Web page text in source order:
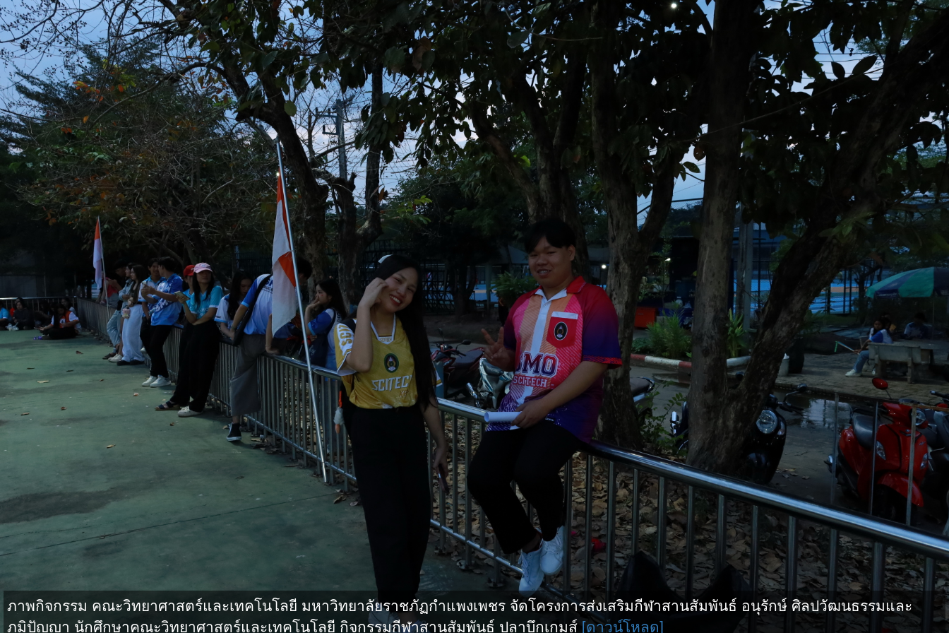
ภาพกิจกรรม คณะวิทยาศาสตร์และเทคโนโลยี มหาวิทยาลัยราชภัฏกำแพงเพชร จัดโครงการส่งเสริมกีฬาสานสัมพันธ์ อนุรักษ์ ศิลปวัฒนธรรมและ
ภูมิปัญญา นักศึกษาคณะวิทยาศาสตร์และเทคโนโลยี กิจกรรมกีฬาสานสัมพันธ์ ปลาบึกเกมส์ [ดาวน์โหลด]